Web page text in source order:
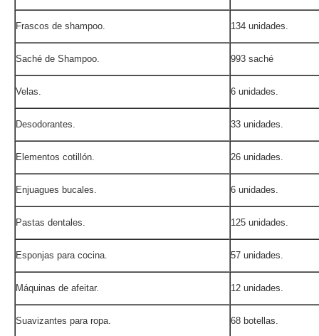
Frascos de shampoo. 134 unidades.
Saché de Shampoo. 993 saché
Velas. 6 unidades.
Desodorantes. 33 unidades.
Elementos cotillón. 26 unidades.
Enjuagues bucales. 6 unidades.
Pastas dentales. 125 unidades.
Esponjas para cocina. 57 unidades.
Máquinas de afeitar. 12 unidades.
Suavizantes para ropa. 68 botellas.